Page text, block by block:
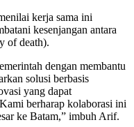
kerja sama ini
kesenjangan antara
of death).
dengan membantu
solusi berbasis
yang dapat
berharap kolaborasi ini
ke Batam,” imbuh Arif.